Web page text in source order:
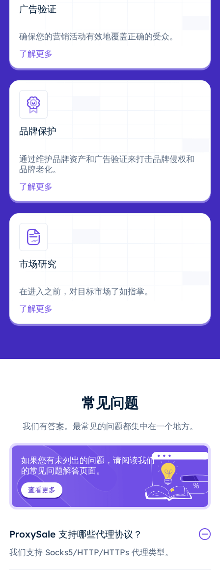
广告验证
确保您的营销活动有效地覆盖正确的受众。
了解更多
品牌保护
通过维护品牌资产和广告验证来打击品牌侵权和
品牌老化。
了解更多
市场研究
在进入之前，对目标市场了如指掌。
了解更多
常见问题
我们有答案。最常见的问题都集中在一个地方。
如果您有未列出的问题，请阅读我们
的常见问题解答页面。
查看更多
ProxySale 支持哪些代理协议？
我们支持 Socks5/HTTP/HTTPs 代理类型。